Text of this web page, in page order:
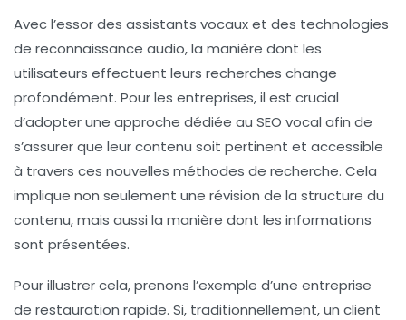
Avec l’essor des assistants vocauxet des technologies
de reconnaissance audio, la manière dont les
utilisateurs effectuent leurs recherches change
profondément. Pour les entreprises, il est crucial
d’adopter une approche dédiée au SEO vocal afin de
s’assurer que leur contenu soit pertinent et accessible
à travers ces nouvelles méthodes de recherche. Cela
implique non seulement une révision de la structure du
contenu, mais aussi la manière dont les informations
sont présentées.
Pour illustrer cela, prenons l’exemple d’une entreprise
de restauration rapide. Si, traditionnellement, un client